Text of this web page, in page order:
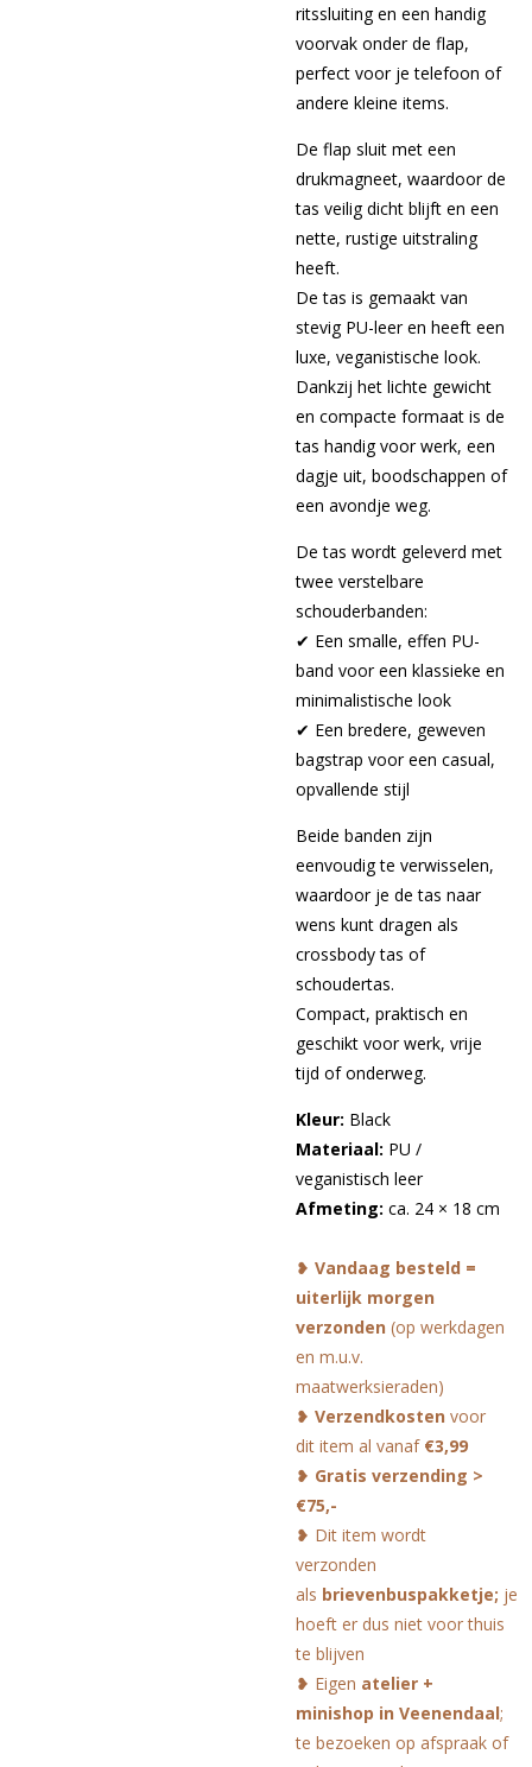
ritssluiting en een handig
voorvak onder de flap,
perfect voor je telefoon of
andere kleine items.
De flap sluit met een
drukmagneet, waardoor de
tas veilig dicht blijft en een
nette, rustige uitstraling
heeft.
De tas is gemaakt van
stevig PU-leer en heeft een
luxe, veganistische look.
Dankzij het lichte gewicht
en compacte formaat is de
tas handig voor werk, een
dagje uit, boodschappen of
een avondje weg.
De tas wordt geleverd met
twee verstelbare
schouderbanden:
✔ Een smalle, effen PU-
band voor een klassieke en
minimalistische look
✔ Een bredere, geweven
bagstrap voor een casual,
opvallende stijl
Beide banden zijn
eenvoudig te verwisselen,
waardoor je de tas naar
wens kunt dragen als
crossbody tas of
schoudertas.
Compact, praktisch en
geschikt voor werk, vrije
tijd of onderweg.
Kleur: Black
Materiaal: PU /
veganistisch leer
Afmeting: ca. 24 × 18 cm
❥ Vandaag besteld =
uiterlijk morgen
verzonden (op werkdagen
en m.u.v.
maatwerksieraden)
❥ Verzendkosten voor
dit item al vanaf€3,99
❥ Gratis verzending >
€75,-
❥ Dit item wordt
verzonden
als brievenbuspakketje; je
hoeft er dus niet voor thuis
te blijven
❥ Eigen atelier +
minishop in Veenendaal;
te bezoeken op afspraak of